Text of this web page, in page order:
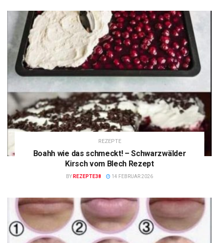
REZEPTE
Boahh wie das schmeckt! – Schwarzwälder
Kirsch vom Blech Rezept
BY REZEPTE38 14 FEBRUAR 2026